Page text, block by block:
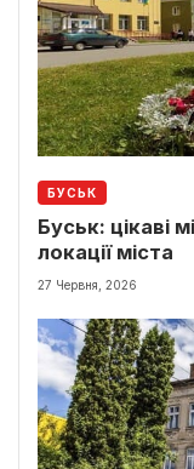
БУСЬК
Буськ: цікаві
локації міста
27 Червня, 2026